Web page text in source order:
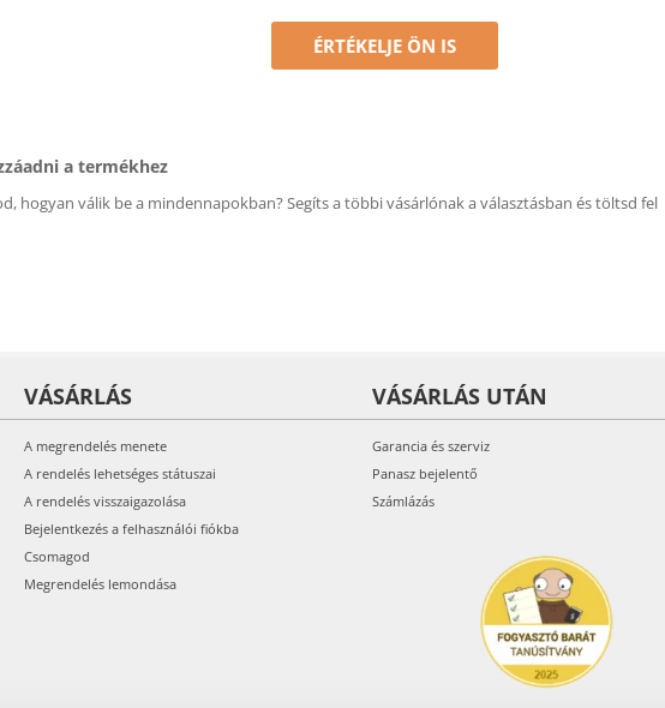
ÉRTÉKELJE ÖN IS
a termékhez
hogyan válik be a mindennapokban? Segíts a többi vásárlónak a választásban és töltsd fel
VÁSÁRLÁS
A megrendelés menete
A rendelés lehetséges státuszai
A rendelés visszaigazolása
Bejelentkezés a felhasználói fiókba
Csomagod
Megrendelés lemondása
VÁSÁRLÁS UTÁN
Garancia és szerviz
Panasz bejelentő
Számlázás